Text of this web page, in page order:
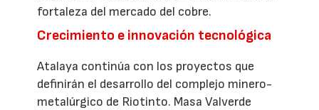
fortaleza del mercado del cobre.
Crecimiento e innovación tecnológica
Atalaya continúa con los proyectos que
definirán el desarrollo del complejo minero-
metalúrgico de Riotinto. Masa Valverde